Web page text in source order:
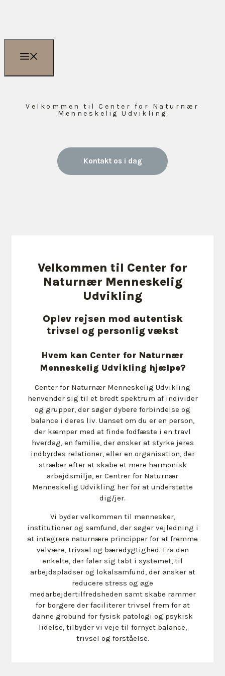
Velkommen til Center for Naturnær
Menneskelig Udvikling
Kontakt os i dag
Velkommen til Center for
Naturnær Menneskelig
Udvikling
Oplev rejsen mod autentisk
trivsel og personlig vækst
Hvem kan Center for Naturnær
Menneskelig Udvikling hjælpe?
Center for Naturnær Menneskelig Udvikling
henvender sig til et bredt spektrum af individer
og grupper, der søger dybere forbindelse og
balance i deres liv. Uanset om du er en person,
der kæmper med at finde fodfæste i en travl
hverdag, en familie, der ønsker at styrke jeres
indbyrdes relationer, eller en organisation, der
stræber efter at skabe et mere harmonisk
arbejdsmiljø, er Centrer for Naturnær
Menneskelig Udvikling her for at understøtte
dig/jer.
Vi byder velkommen til mennesker,
institutioner og samfund, der søger vejledning i
at integrere naturnære principper for at fremme
velvære, trivsel og bæredygtighed. Fra den
enkelte, der føler sig tabt i systemet, til
arbejdspladser og lokalsamfund, der ønsker at
reducere stress og øge
medarbejdertilfredsheden samt skabe rammer
for borgere der faciliterer trivsel frem for at
danne grobund for fysisk patologi og psykisk
lidelse, tilbyder vi veje til fornyet balance,
trivsel og forståelse.